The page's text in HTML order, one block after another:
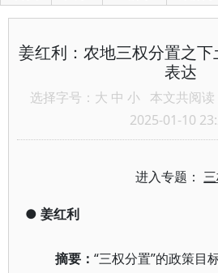
姜红利：农地三权分置之
表达
选择字号： 大 中 小 本文共阅读
2025-01-10
进入专题：
● 姜红利
摘要： “三权分置”的政策目